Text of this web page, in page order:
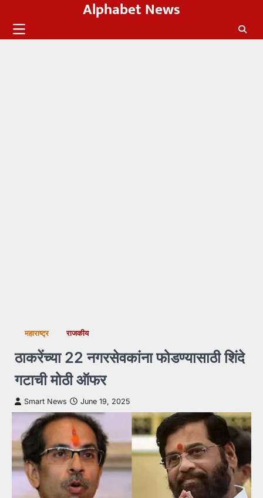
content
Alphabet News
महाराष्ट्र राजकीय
ठाकरेंच्या 22 नगरसेवकांना फोडण्यासाठी शिंदे
गटाची मोठी ऑफर
Smart News June 19, 2025